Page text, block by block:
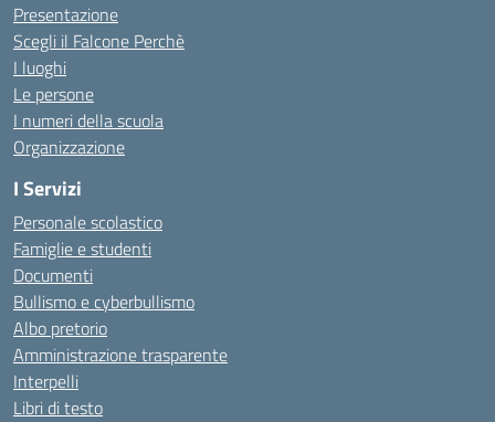
Presentazione
Scegli il Falcone Perchè
I luoghi
Le persone
I numeri della scuola
Organizzazione
I Servizi
Personale scolastico
Famiglie e studenti
Documenti
Bullismo e cyberbullismo
Albo pretorio
Amministrazione trasparente
Interpelli
Libri di testo